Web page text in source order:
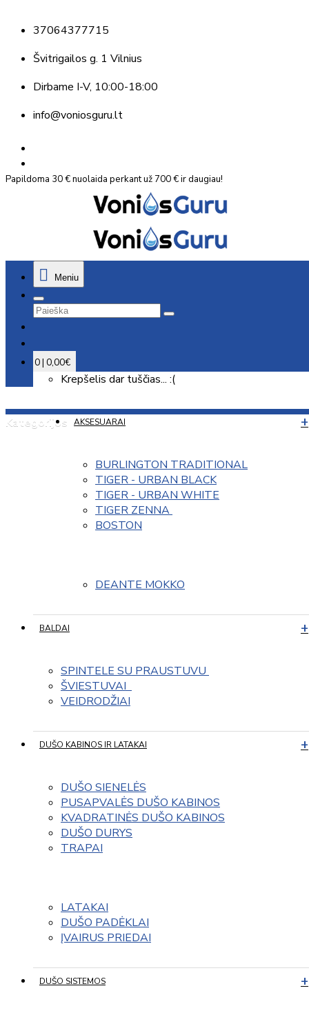
37064377715
Švitrigailos g. 1 Vilnius
Dirbame I-V, 10:00-18:00
info@voniosguru.lt
Papildoma 30 € nuolaida perkant už 700 € ir daugiau!
Meniu
0 | 0,00€
Krepšelis dar tuščias... :(
Kategorijos AKSESUARAI
BURLINGTON TRADITIONAL
TIGER - URBAN BLACK
TIGER - URBAN WHITE
TIGER ZENNA
BOSTON
DEANTE MOKKO
BALDAI
SPINTELE SU PRAUSTUVU
ŠVIESTUVAI
VEIDRODŽIAI
DUŠO KABINOS IR LATAKAI
DUŠO SIENELĖS
PUSAPVALĖS DUŠO KABINOS
KVADRATINĖS DUŠO KABINOS
DUŠO DURYS
TRAPAI
LATAKAI
DUŠO PADĖKLAI
ĮVAIRUS PRIEDAI
DUŠO SISTEMOS